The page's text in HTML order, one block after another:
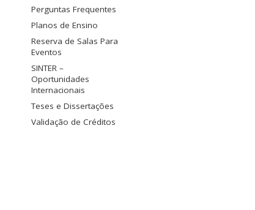
Perguntas Frequentes
Planos de Ensino
Reserva de Salas Para
Eventos
SINTER –
Oportunidades
Internacionais
Teses e Dissertações
Validação de Créditos